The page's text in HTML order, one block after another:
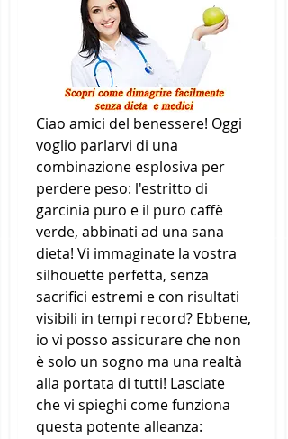
Ciao amici del benessere! Oggi
voglio parlarvi di una
combinazione esplosiva per
perdere peso: l'estritto di
garcinia puro e il puro caffè
verde, abbinati ad una sana
dieta! Vi immaginate la vostra
silhouette perfetta, senza
sacrifici estremi e con risultati
visibili in tempi record? Ebbene,
io vi posso assicurare che non
è solo un sogno ma una realtà
alla portata di tutti! Lasciate
che vi spieghi come funziona
questa potente alleanza: